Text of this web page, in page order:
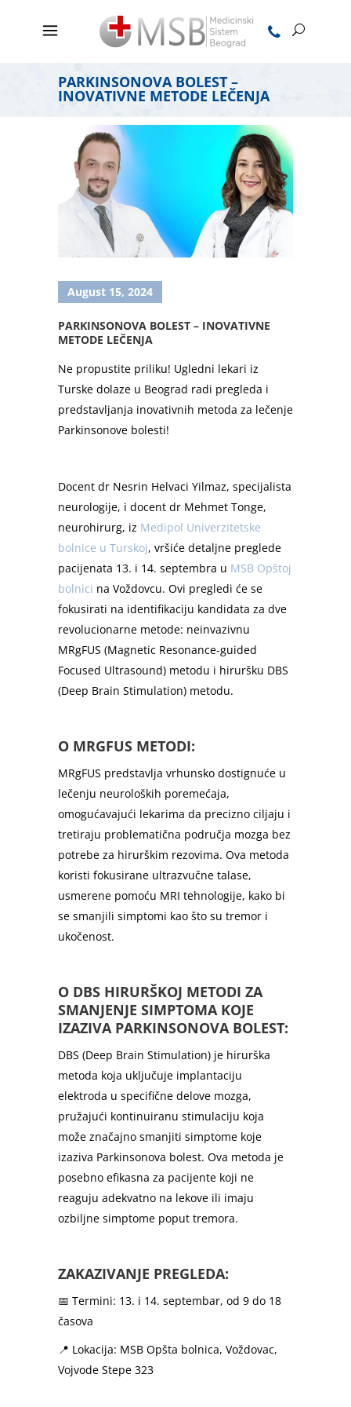
PARKINSONOVA BOLEST –
INOVATIVNE METODE LEČENJA
August 15, 2024
PARKINSONOVA BOLEST – INOVATIVNE
METODE LEČENJA
Ne propustite priliku! Ugledni lekari iz
Turske dolaze u Beograd radi pregleda i
predstavljanja inovativnih metoda za lečenje
Parkinsonove bolesti!
Docent dr Nesrin Helvaci Yilmaz, specijalista
neurologije, i docent dr Mehmet Tonge,
neurohirurg, iz Medipol Univerzitetske
bolnice u Turskoj, vršiće detaljne preglede
pacijenata 13. i 14. septembra u MSB Opštoj
bolnici na Voždovcu. Ovi pregledi će se
fokusirati na identifikaciju kandidata za dve
revolucionarne metode: neinvazivnu
MRgFUS (Magnetic Resonance-guided
Focused Ultrasound) metodu i hiruršku DBS
(Deep Brain Stimulation) metodu.
O MRGFUS METODI:
MRgFUS predstavlja vrhunsko dostignuće u
lečenju neuroloških poremećaja,
omogućavajući lekarima da precizno ciljaju i
tretiraju problematična područja mozga bez
potrebe za hirurškim rezovima. Ova metoda
koristi fokusirane ultrazvučne talase,
usmerene pomoću MRI tehnologije, kako bi
se smanjili simptomi kao što su tremor i
ukočenost.
O DBS HIRURŠKOJ METODI ZA
SMANJENJE SIMPTOMA KOJE
IZAZIVA PARKINSONOVA BOLEST:
DBS (Deep Brain Stimulation) je hirurška
metoda koja uključuje implantaciju
elektroda u specifične delove mozga,
pružajući kontinuiranu stimulaciju koja
može značajno smanjiti simptome koje
izaziva Parkinsonova bolest. Ova metoda je
posebno efikasna za pacijente koji ne
reaguju adekvatno na lekove ili imaju
ozbiljne simptome poput tremora.
ZAKAZIVANJE PREGLEDA:
📅 Termini: 13. i 14. septembar, od 9 do 18
časova
📍 Lokacija: MSB Opšta bolnica, Voždovac,
Vojvode Stepe 323